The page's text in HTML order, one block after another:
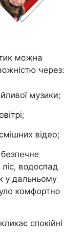
можна
через:
музики;
відео;
безпечне
водоспад
у дальньому
комфортно
спокійні